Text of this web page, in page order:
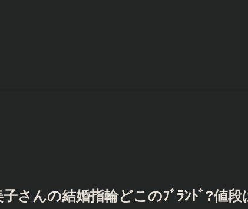
子さんの結婚指輪どこのﾌﾞﾗﾝﾄﾞ?値